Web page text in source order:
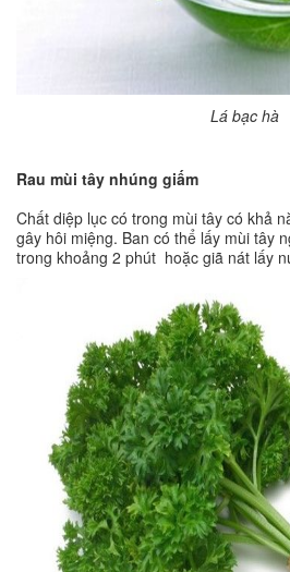
Lá bạc hà
Rau mùi tây nhúng giấm
Chất diệp lục có trong mùi tây có khả
gây hôi miệng. Ban có thể lấy mùi tây
trong khoảng 2 phút hoặc giã nát lấy